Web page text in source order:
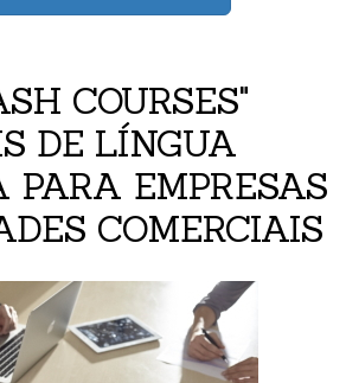
COURSES"
DE LÍNGUA
EMPRESAS
COMERCIAIS